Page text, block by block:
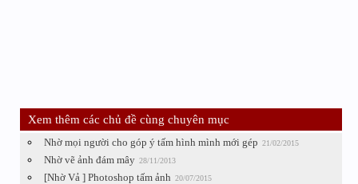
Xem thêm các chủ đề cùng chuyên mục
Nhờ mọi người cho góp ý tấm hình mình mới gép 21/02/2015
Nhờ vẽ ảnh đám mây 28/11/2013
[Nhờ Vả ] Photoshop tấm ảnh 20/07/2015